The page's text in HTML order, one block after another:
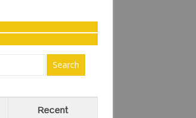
Recent